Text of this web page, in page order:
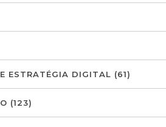
ESTRATÉGIA DIGITAL (61)
(123)